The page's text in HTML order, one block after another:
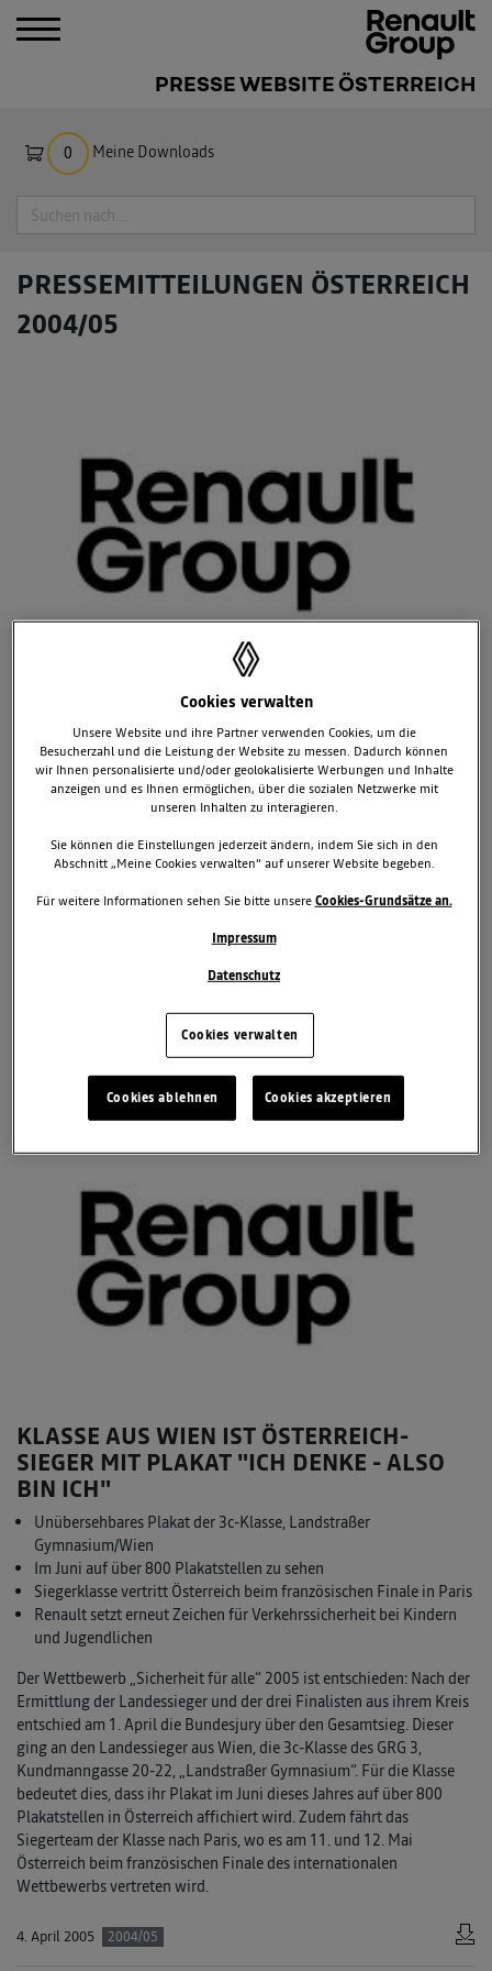
PRESSE WEBSITE ÖSTERREICH
0 Meine Downloads
Suche
PRESSEMITTEILUNGEN ÖSTERREICH
2004/05
SICHERHEIT FÜR ALLE 2005:
SONDERPREIS FÜR GEHÖRLOSEN-SCHULE
IN WIEN
Renault stiftet Preisgeld eines selbst gewonnenen Preises
Engagement der gehörlosen SchülerInnen wird gewürdigt
Überreichung setzt Zeichen für gemeinsame Anstrengungen aller
Beteiligten in Sachen Sicherheit
Im Oktober 2004 wurde Renault für den internationalen
des Kuratoriums für Verkehrssicherheit zugesprochen. Für Renault
war klar, das Preisgeld von 400 Euro wieder in den Wettbewerb zu
eine besonders gute Gelegenheit.
KLASSE AUS WIEN IST ÖSTERREICH-
SIEGER MIT PLAKAT "ICH DENKE - ALSO
BIN ICH"
Unübersehbares Plakat der 3c-Klasse, Landstraßer
Gymnasium/Wien
Im Juni auf über 800 Plakatstellen zu sehen
Siegerklasse vertritt Österreich beim französischen Finale in Paris
Renault setzt erneut Zeichen für Verkehrssicherheit bei Kindern
und Jugendlichen
Der Wettbewerb „Sicherheit für alle“ 2005 ist entschieden: Nach der
Ermittlung der Landessieger und der drei Finalisten aus ihrem Kreis
entschied am 1. April die Bundesjury über den Gesamtsieg. Dieser
ging an den Landessieger aus Wien, die 3c-Klasse des GRG 3,
Kundmanngasse 20-22, „Landstraßer Gymnasium“. Für die Klasse
bedeutet dies, dass ihr Plakat im Juni dieses Jahres auf über 800
Plakatstellen in Österreich affichiert wird. Zudem fährt das
Siegerteam der Klasse nach Paris, wo es am 11. und 12. Mai
Österreich beim französischen Finale des internationalen
Wettbewerbs vertreten wird.
4. April 2005 2004/05
Cookies verwalten
Unsere Website und ihre Partner verwenden Cookies, um die
Besucherzahl und die Leistung der Website zu messen. Dadurch können
wir Ihnen personalisierte und/oder geolokalisierte Werbungen und Inhalte
anzeigen und es Ihnen ermöglichen, über die sozialen Netzwerke mit
unseren Inhalten zu interagieren.
Sie können die Einstellungen jederzeit ändern, indem Sie sich in den
Abschnitt „Meine Cookies verwalten“ auf unserer Website begeben.
Für weitere Informationen sehen Sie bitte unsereCookies-Grundsätze an.
Impressum
Datenschutz
Cookies verwalten
Cookies ablehnen Cookies akzeptieren